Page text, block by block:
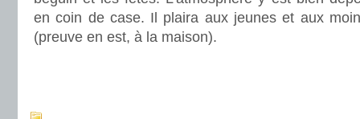
en coin de case. Il plaira aux jeunes et aux
(preuve en est, à la maison).